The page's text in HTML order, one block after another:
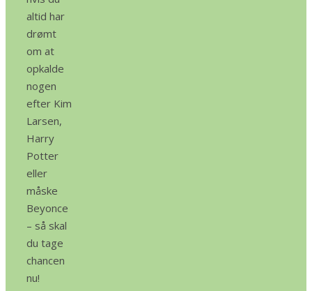
altid har
drømt
om at
opkalde
nogen
efter Kim
Larsen,
Harry
Potter
eller
måske
Beyonce
– så skal
du tage
chancen
nu!